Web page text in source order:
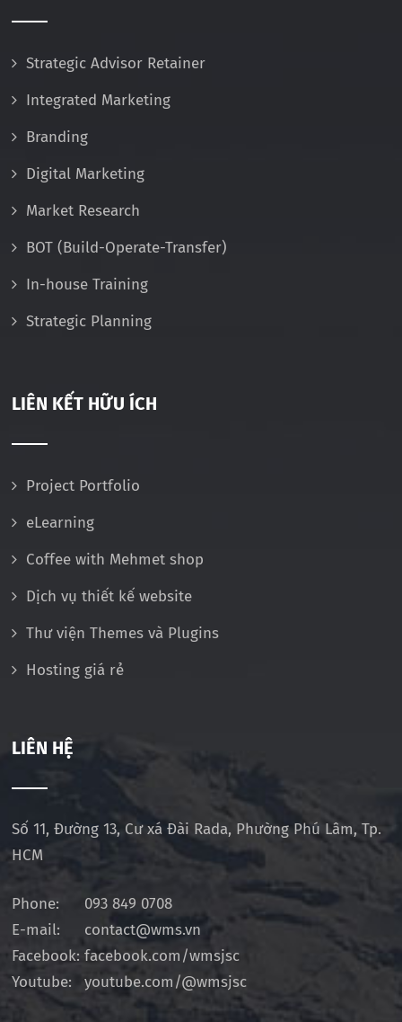
Strategic Advisor Retainer
Integrated Marketing
Branding
Digital Marketing
Market Research
BOT (Build-Operate-Transfer)
In-house Training
Strategic Planning
LIÊN KẾT HỮU ÍCH
Project Portfolio
eLearning
Coffee with Mehmet shop
Dịch vụ thiết kế website
Thư viện Themes và Plugins
Hosting giá rẻ
LIÊN HỆ
Số 11, Đường 13, Cư xá Đài Rada, Phường Phú Lâm, Tp.
HCM
Phone:
093 849 0708
E-mail:
contact@wms.vn
Facebook: facebook.com/wmsjsc
Youtube:
youtube.com/@wmsjsc